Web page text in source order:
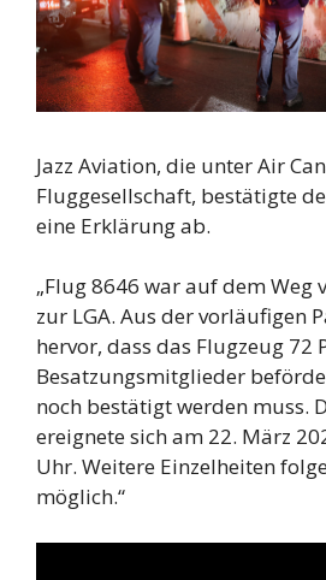
Jazz Aviation, die unter Air
Fluggesellschaft, bestätigte
eine Erklärung ab.
„Flug 8646 war auf dem Weg
zur LGA. Aus der vorläufigen
hervor, dass das Flugzeug 72
Besatzungsmitglieder
noch bestätigt werden muss.
ereignete sich am 22. März
Uhr. Weitere Einzelheiten
möglich.“